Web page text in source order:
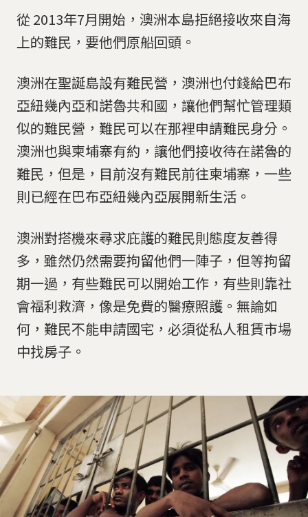
從 2013年7月開始，澳洲本島拒絕接收來自海
上的難民，要他們原船回頭。
澳洲在聖誕島設有難民營，澳洲也付錢給巴布
亞紐幾內亞和諾魯共和國，讓他們幫忙管理類
似的難民營，難民可以在那裡申請難民身分。
澳洲也與柬埔寨有約，讓他們接收待在諾魯的
難民，但是，目前沒有難民前往柬埔寨，一些
則已經在巴布亞紐幾內亞展開新生活。
澳洲對搭機來尋求庇護的難民則態度友善得
多，雖然仍然需要拘留他們一陣子，但等拘留
期一過，有些難民可以開始工作，有些則靠社
會福利救濟，像是免費的醫療照護。無論如
何，難民不能申請國宅，必須從私人租賃市場
中找房子。